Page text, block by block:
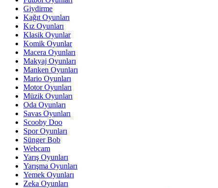
Giydirme
Kağıt Oyunları
Kız Oyunları
Klasik Oyunlar
Komik Oyunlar
Macera Oyunları
Makyaj Oyunları
Manken Oyunları
Mario Oyunları
Motor Oyunları
Müzik Oyunları
Oda Oyunları
Savas Oyunları
Scooby Doo
Spor Oyunları
Sünger Bob
Webcam
Yarış Oyunları
Yarışma Oyunları
Yemek Oyunları
Zeka Oyunları